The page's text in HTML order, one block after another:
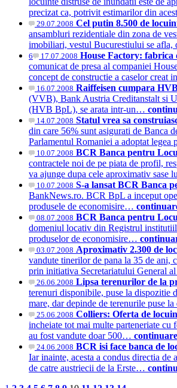
precizat ca, potrivit estimarilor din
29.07.2008 Cel putin 8.500 de
ansambluri rezidentiale din zona de
imobiliari, vestul Bucurestiului se
6 17.07.2008 House Factory: fabrica
comunicat de presa al companiei
concept de constructie a caselor creat
16.07.2008 Raiffeisen cumpara
(VVB), Bank Austria Creditanstalt si
(HVB BpL), se arata intr-un…
14.07.2008 Statul vrea sa
din care 56% sunt asigurati de Banca
Parlamentul Romaniei a adoptat
10.07.2008 BCR Banca pentru
contractele noi de pe piata de profil,
va ajunge dupa cele aproximativ sase
10.07.2008 S-a lansat BCR Banca
BankNews.ro. BCR BpL a inceput
produsele de economisire…
08.07.2008 BCR Banca pentru
domeniul locativ din Registrul
produselor de economisire…
03.07.2008 Aproximativ 2.300 de
vandute tinerilor de pana la 35 de ani,
prin initiativa Secretariatului General
26.06.2008 Lipsa terenurilor de la
terenuri disponibile, puse la dispozitie
mare, dar depinde de terenurile puse
25.06.2008 Colliers: Oferta de
incheiate tot mai multe parteneriate
au fost vandute doar 500… continuare
24.06.2008 BCR isi face banca de
Iar inainte, acesta a condus directia
de catre austriecii de la Erste…